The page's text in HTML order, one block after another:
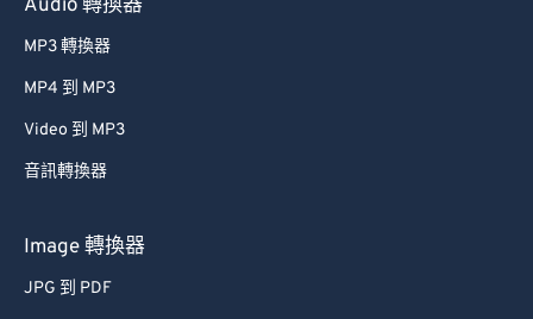
Audio 轉換器
MP3 轉換器
MP4 到 MP3
Video 到 MP3
音訊轉換器
Image 轉換器
JPG 到 PDF